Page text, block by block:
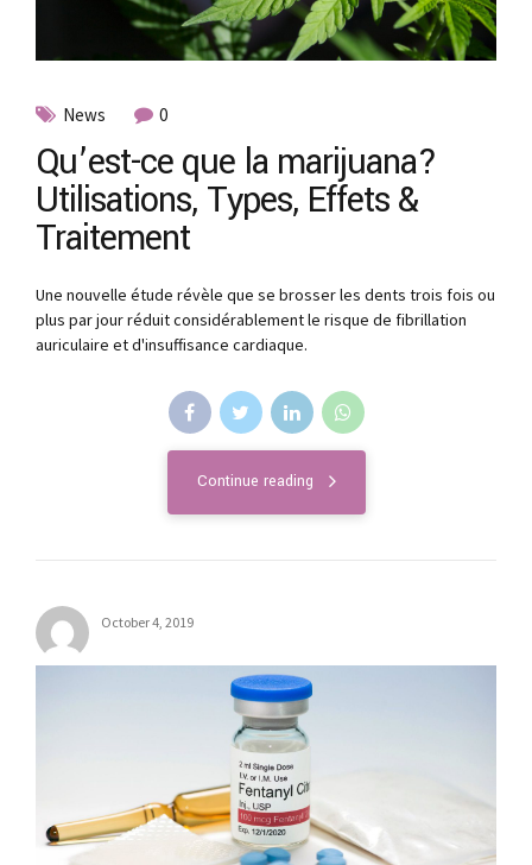
News 0
Qu’est-ce que la marijuana?
Utilisations, Types, Effets &
Traitement
Une nouvelle étude révèle que se brosser les dents trois fois ou
plus par jour réduit considérablement le risque de fibrillation
auriculaire et d'insuffisance cardiaque.
Continue reading
October 4, 2019